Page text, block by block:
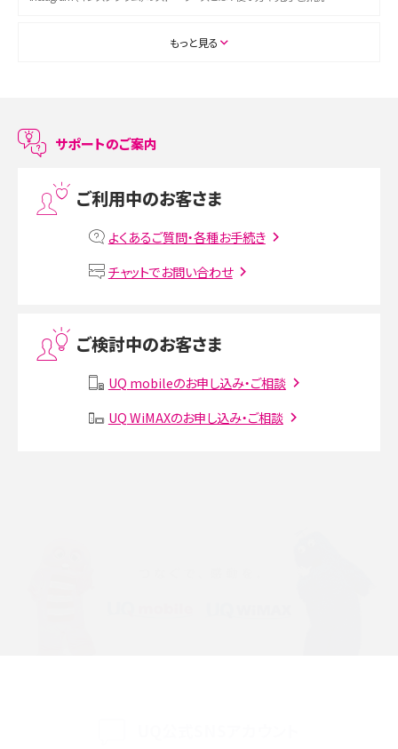
ASMRとは？初心者向けの代表ジャンルや楽しみ方を解説
LINEで友だちを削除する方法は？方法ごとの影響や復活・復元する方法も解説
MNOとは？MVNOやMVNEとの違いやメリット・デメリットを解説
VPN接続とは？仕組みや必要性、メリット・デメリット、接続方法を解説
Instagram（インスタグラム）でスクショするとバレる？バレるケースや撮り方も解
SMSとは？料金やできること、注意点や届かない時の対処法を解説
もっと見る
サポートのご案内
ご利用中のお客さま
よくあるご質問・各種お手続き
チャットでお問い合わせ
ご検討中のお客さま
UQ mobileのお申し込み・ご相談
UQ WiMAXのお申し込み・ご相談